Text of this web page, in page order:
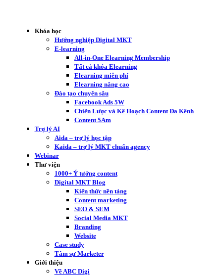
Khóa học
Hướng nghiệp Digital MKT
E-learning
All-in-One Elearning Membership
Tất cả khóa Elearning
Elearning miễn phí
Elearning nâng cao
Đào tạo chuyên sâu
Facebook Ads 5W
Chiến Lược và Kế Hoạch Content Đa Kênh
Content 5Am
Trợ lý AI
Aida – trợ lý học tập
Kaida – trợ lý MKT chuẩn agency
Webinar
Thư viện
1000+ Ý tưởng content
Digital MKT Blog
Kiến thức nền tảng
Content marketing
SEO & SEM
Social Media MKT
Branding
Website
Case study
Tâm sự Marketer
Giới thiệu
Về ABC Digi